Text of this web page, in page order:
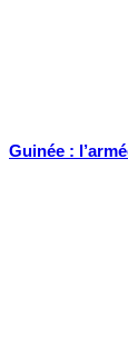
Guinée :